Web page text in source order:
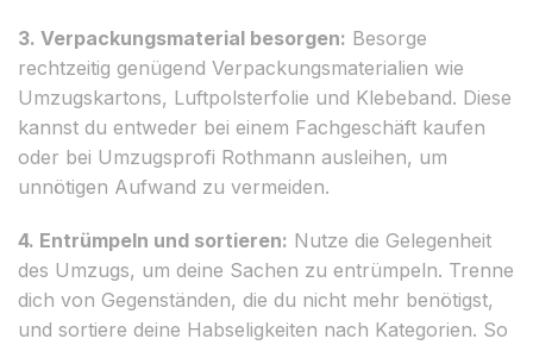
3. Verpackungsmaterial besorgen: Besorge
rechtzeitig genügend Verpackungsmaterialien wie
Umzugskartons, Luftpolsterfolie und Klebeband. Diese
kannst du entweder bei einem Fachgeschäft kaufen
oder bei Umzugsprofi Rothmann ausleihen, um
unnötigen Aufwand zu vermeiden.
4. Entrümpeln und sortieren: Nutze die Gelegenheit
des Umzugs, um deine Sachen zu entrümpeln. Trenne
dich von Gegenständen, die du nicht mehr benötigst,
und sortiere deine Habseligkeiten nach Kategorien. So